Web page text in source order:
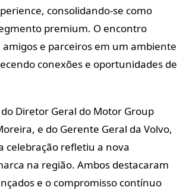
consolidando-se como
premium. O encontro
e parceiros em um ambiente
conexões e oportunidades de
Diretor Geral do Motor Group
e do Gerente Geral da Volvo,
celebração refletiu a nova
na região. Ambos destacaram
e o compromisso contínuo